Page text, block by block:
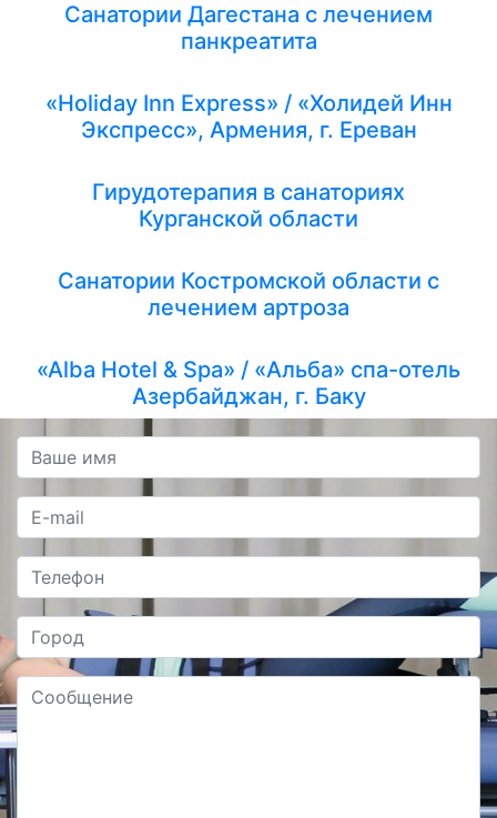
Санатории Дагестана с лечением
панкреатита
«Holiday Inn Express» / «Холидей Инн
Экспресс», Армения, г. Ереван
Гирудотерапия в санаториях
Курганской области
Санатории Костромской области с
лечением артроза
«Alba Hotel & Spa» / «Альба» спа-отель
Азербайджан, г. Баку